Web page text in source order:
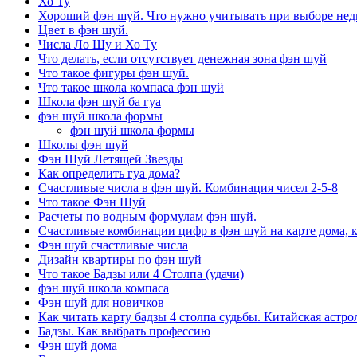
Хороший фэн шуй. Что нужно учитывать при выборе
Цвет в фэн шуй.
Числа Ло Шу и Хо Ту
Что делать, если отсутствует денежная зона фэн шуй
Что такое фигуры фэн шуй.
Что такое школа компаса фэн шуй
Школа фэн шуй ба гуа
фэн шуй школа формы
фэн шуй школа формы
Школы фэн шуй
Фэн Шуй Летящей Звезды
Как определить гуа дома?
Счастливые числа в фэн шуй. Комбинация чисел 2-5-8
Что такое Фэн Шуй
Расчеты по водным формулам фэн шуй.
Счастливые комбинации цифр в фэн шуй на карте дома,
Фэн шуй счастливые числа
Дизайн квартиры по фэн шуй
Что такое Бадзы или 4 Столпа (удачи)
фэн шуй школа компаса
Фэн шуй для новичков
Как читать карту бадзы 4 столпа судьбы. Китайская
Бадзы. Как выбрать профессию
Фэн шуй дома